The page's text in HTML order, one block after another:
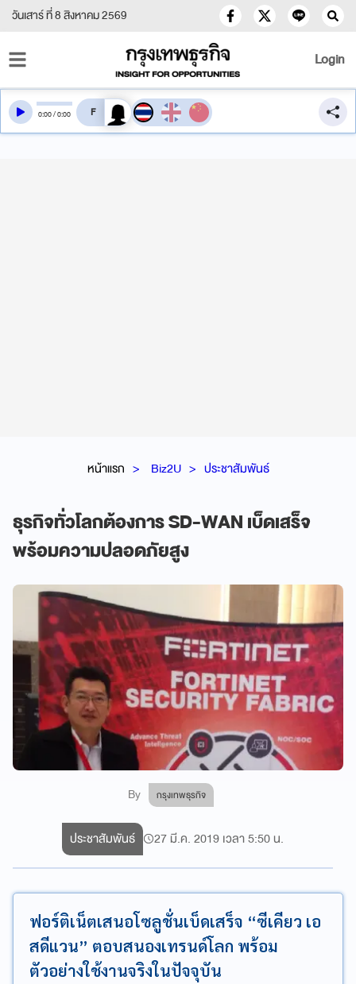
วันเสาร์ ที่ 8 สิงหาคม 2569
Login
หน้าแรก Biz2U ประชาสัมพันธ์
ธุรกิจทั่วโลกต้องการ SD-WAN เบ็ดเสร็จ
พร้อมความปลอดภัยสูง
By กรุงเทพธุรกิจ
0:00/0:00 สลับเสียงอ่าน
ประชาสัมพันธ์ 27 มี.ค. 2019 เวลา 5:50 น.
ฟอร์ติเน็ตเสนอโซลูชั่นเบ็ดเสร็จ “ซีเคียว เอ
สดีแวน” ตอบสนองเทรนด์โลก พร้อม
ตัวอย่างใช้งานจริงในปัจจุบัน